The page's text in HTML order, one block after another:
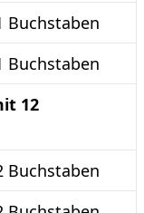
Buchstaben
Buchstaben
12
Buchstaben